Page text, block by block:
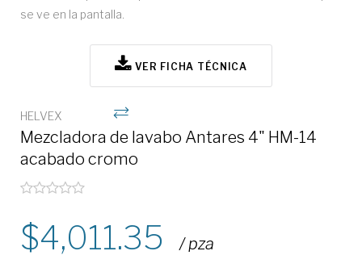
se ve en la pantalla.
VER FICHA TÉCNICA
HELVEX
Mezcladora de lavabo Antares 4" HM-14
acabado cromo
4,011.35 / pza